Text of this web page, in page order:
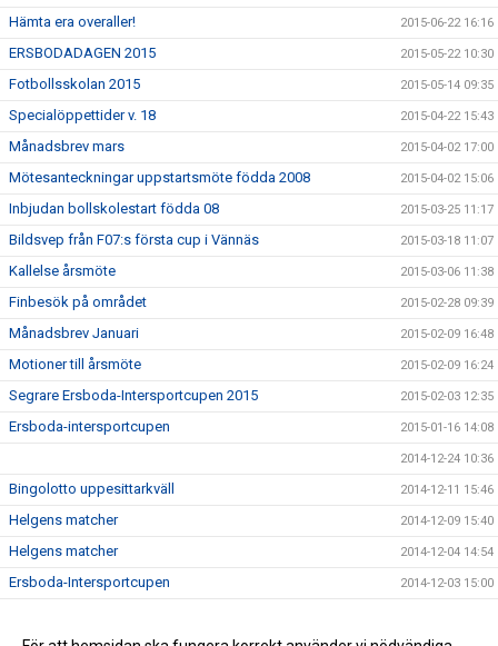
Hämta era overaller! 2015-06-22 16:16
ERSBODADAGEN 2015 2015-05-22 10:30
Fotbollsskolan 2015 2015-05-14 09:35
Specialöppettider v. 18 2015-04-22 15:43
Månadsbrev mars 2015-04-02 17:00
Mötesanteckningar uppstartsmöte födda 2008 2015-04-02 15:06
Inbjudan bollskolestart födda 08 2015-03-25 11:17
Bildsvep från F07:s första cup i Vännäs 2015-03-18 11:07
Kallelse årsmöte 2015-03-06 11:38
Finbesök på området 2015-02-28 09:39
Månadsbrev Januari 2015-02-09 16:48
Motioner till årsmöte 2015-02-09 16:24
Segrare Ersboda-Intersportcupen 2015 2015-02-03 12:35
Ersboda-intersportcupen 2015-01-16 14:08
2014-12-24 10:36
Bingolotto uppesittarkväll 2014-12-11 15:46
Helgens matcher 2014-12-09 15:40
Helgens matcher 2014-12-04 14:54
Ersboda-Intersportcupen 2014-12-03 15:00